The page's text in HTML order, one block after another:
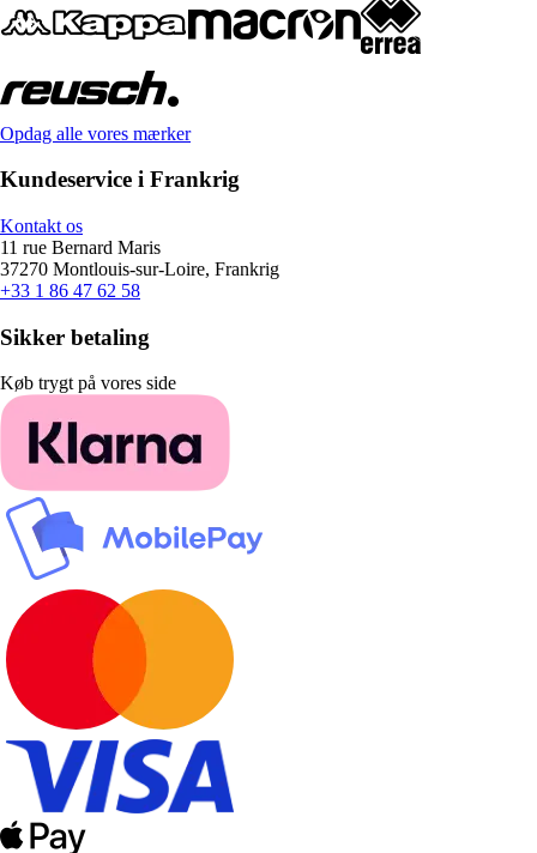
Opdag alle vores mærker
Kundeservice i Frankrig
Kontakt os
11 rue Bernard Maris
37270 Montlouis-sur-Loire, Frankrig
+33 1 86 47 62 58
Sikker betaling
Køb trygt på vores side